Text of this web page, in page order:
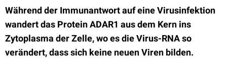
Während der Immunantwort auf eine Virusinfektion
wandert das Protein ADAR1 aus dem Kern ins
Zytoplasma der Zelle, wo es die Virus-RNA so
verändert, dass sich keine neuen Viren bilden.